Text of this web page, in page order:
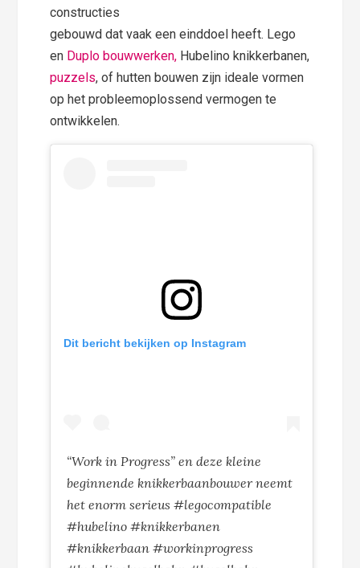
constructies
gebouwd dat vaak een einddoel heeft. Lego
en Duplo bouwwerken, Hubelino knikkerbanen,
puzzels, of hutten bouwen zijn ideale vormen
op het probleemoplossend vermogen te
ontwikkelen.
Dit bericht bekijken op Instagram
“Work in Progress” en deze kleine
beginnende knikkerbaanbouwer neemt
het enorm serieus #legocompatible
#hubelino #knikkerbanen
#knikkerbaan #workinprogress